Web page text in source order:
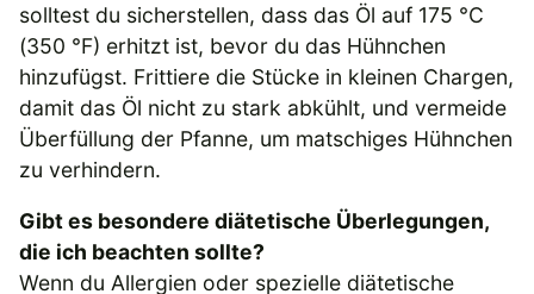
solltest du sicherstellen, dass das Öl auf 175 °C
(350 °F) erhitzt ist, bevor du das Hühnchen
hinzufügst. Frittiere die Stücke in kleinen Chargen,
damit das Öl nicht zu stark abkühlt, und vermeide
Überfüllung der Pfanne, um matschiges Hühnchen
zu verhindern.
Gibt es besondere diätetische Überlegungen,
die ich beachten sollte?
Wenn du Allergien oder spezielle diätetische